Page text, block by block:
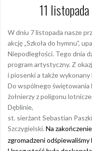
11 listopada
W dniu 7 listopada nasze
akcję „Szkoła do hymnu”,
Niepodległości. Tego dnia
program artystyczny. Z
i piosenki a także
Do wspólnego świętowania
żołnierzy z poligonu
Dęblinie,
st. sierżant Sebastian
Szczygielski. Na
zgromadzeni odśpiewaliśmy